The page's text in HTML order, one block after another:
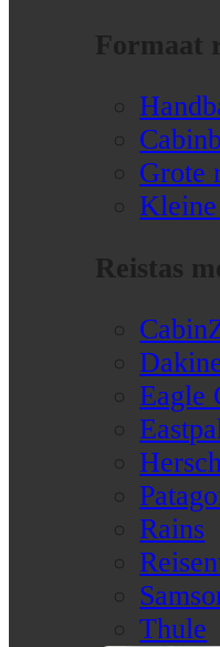
Formaat
Grote
Kleine
Reistas
Eagle
Rains
Thule